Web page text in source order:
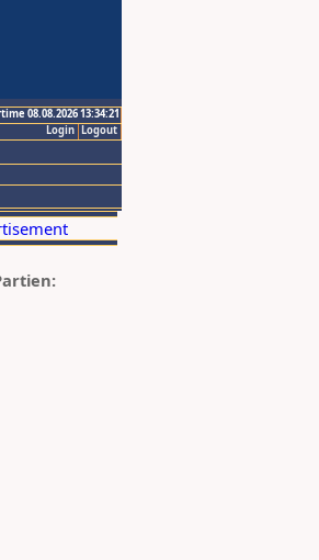
08.08.2026 13:34:21
Logout
Login